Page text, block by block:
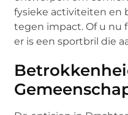
fysieke activiteiten en
tegen impact. Of u nu
er is een sportbril die